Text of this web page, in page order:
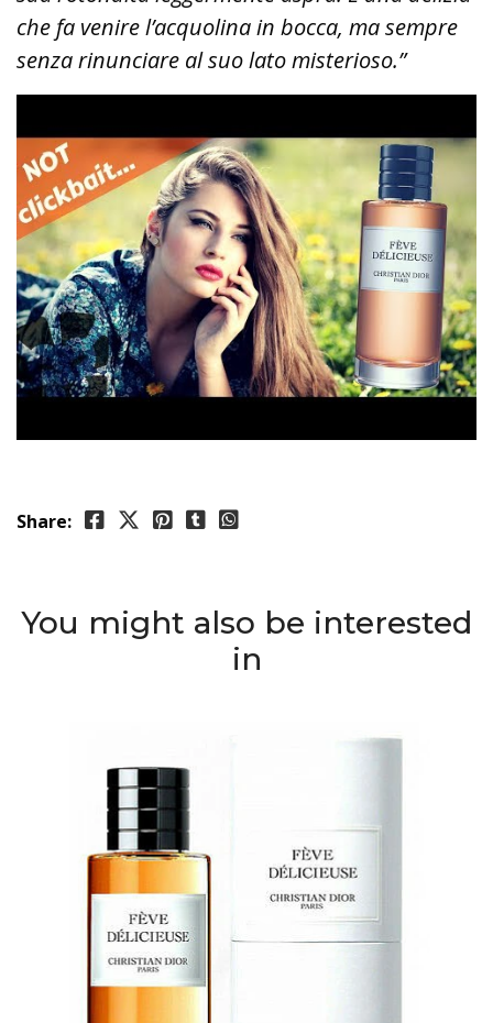
che fa venire l’acquolina in bocca, ma sempre
senza rinunciare al suo lato misterioso.”
Share:
You might also be interested
in